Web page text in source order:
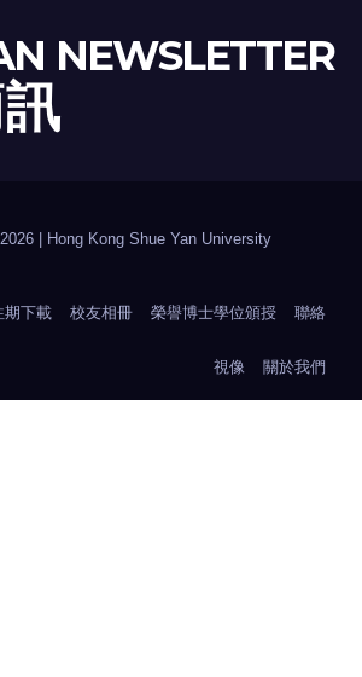
NEWSLETTER
| Hong Kong Shue Yan University
期下載 校友相冊 榮譽博士學位頒授 聯絡
視像 關於我們